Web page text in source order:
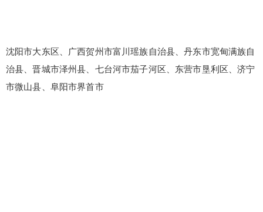
沈阳市大东区、广西贺州市富川瑶族自治县、丹东市宽甸满族自
治县、晋城市泽州县、七台河市茄子河区、东营市垦利区、济宁
市微山县、阜阳市界首市